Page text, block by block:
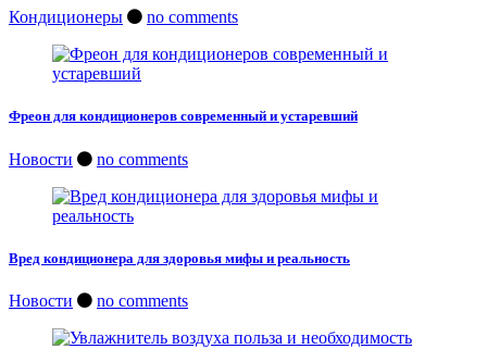
Кондиционеры no comments
Фреон для кондиционеров современный и устаревший
Новости no comments
Вред кондиционера для здоровья мифы и реальность
Новости no comments